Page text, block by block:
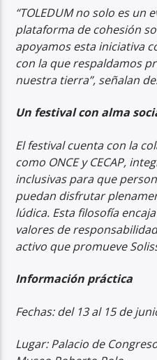
“TOLEDUM no solo es un
plataforma de cohesión
apoyamos esta iniciativa
con la que respaldamos
nuestra tierra”, señalan
Un festival con alma
El festival cuenta con la
como ONCE y CECAP,
inclusivas para que
puedan disfrutar
lúdica. Esta filosofía
valores de
activo que promueve
Información práctica
Fechas: del 13 al 15 de
Lugar: Palacio de